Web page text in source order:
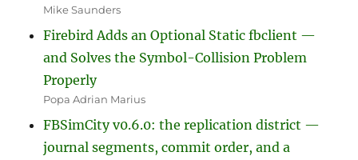
Mike Saunders
Firebird Adds an Optional Static fbclient —
and Solves the Symbol-Collision Problem
Properly
Popa Adrian Marius
FBSimCity v0.6.0: the replication district —
journal segments, commit order, and a